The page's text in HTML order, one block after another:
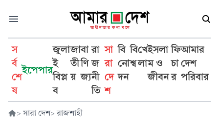
স
র্ব
শে
ষ
ইপেপার
জুলা
ই
বিপ্ল
ব
জা
তী
য়
বা
ণি
জ্য
রা
জ
নী
তি
সা
রা
দে
শ
বি
নো
দন
বি
শ্ব
খে
লা
ইসলা
ম ও
জীবন
ফি
চা
র
আমার
দেশ
পরিবার
> সারা দেশ> রাজশাহী